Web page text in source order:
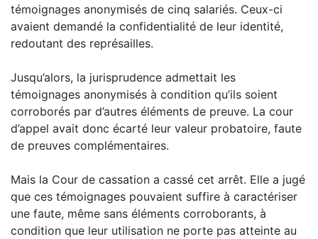
témoignages anonymisés de cinq salariés. Ceux-ci
avaient demandé la confidentialité de leur identité,
redoutant des représailles.
Jusqu’alors, la jurisprudence admettait les
témoignages anonymisés à condition qu’ils soient
corroborés par d’autres éléments de preuve. La cour
d’appel avait donc écarté leur valeur probatoire, faute
de preuves complémentaires.
Mais la Cour de cassation a cassé cet arrêt. Elle a jugé
que ces témoignages pouvaient suffire à caractériser
une faute, même sans éléments corroborants, à
condition que leur utilisation ne porte pas atteinte au